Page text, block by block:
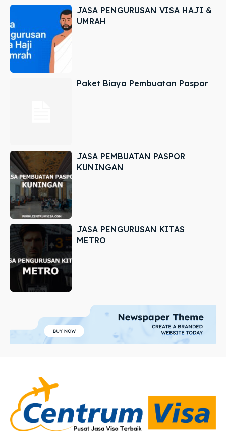
JASA PENGURUSAN VISA HAJI &
UMRAH
Paket Biaya Pembuatan Paspor
JASA PEMBUATAN PASPOR
KUNINGAN
JASA PENGURUSAN KITAS
METRO